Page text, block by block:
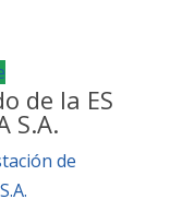
de la ES
S.A.
de